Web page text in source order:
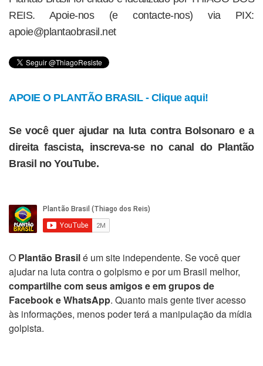
REIS. Apoie-nos (e contacte-nos) via PIX:
apoie@plantaobrasil.net
APOIE O PLANTÃO BRASIL - Clique aqui!
Se você quer ajudar na luta contra Bolsonaro e a
direita fascista, inscreva-se no canal do Plantão
Brasil no YouTube.
O Plantão Brasilé um site independente. Se você quer
ajudar na luta contra o golpismo e por um Brasil melhor,
compartilhe com seus amigos e em grupos de
Facebook e WhatsApp. Quanto mais gente tiver acesso
às informações, menos poder terá a manipulação da mídia
golpista.